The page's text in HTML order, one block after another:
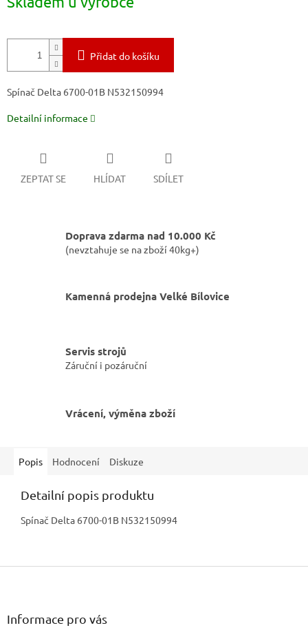
cena:
Přidat do košíku
Spínač Delta 6700-01B N532150994
Detailní informace
ZEPTAT SE HLÍDAT SDÍLET
Doprava zdarma nad 10.000 Kč
(nevztahuje se na zboží 40kg+)
Kamenná prodejna Velké Bílovice
Servis strojů
Záruční i pozáruční
Vrácení, výměna zboží
Popis Hodnocení Diskuze
Detailní popis produktu
Spínač Delta 6700-01B N532150994
Z
Informace pro vás